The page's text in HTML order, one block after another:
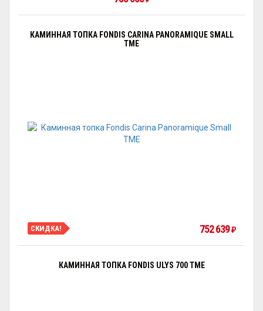
КАМИННАЯ ТОПКА FONDIS CARINA PANORAMIQUE SMALL
TME
СКИДКА! 752 639₽
КАМИННАЯ ТОПКА FONDIS ULYS 700 TME